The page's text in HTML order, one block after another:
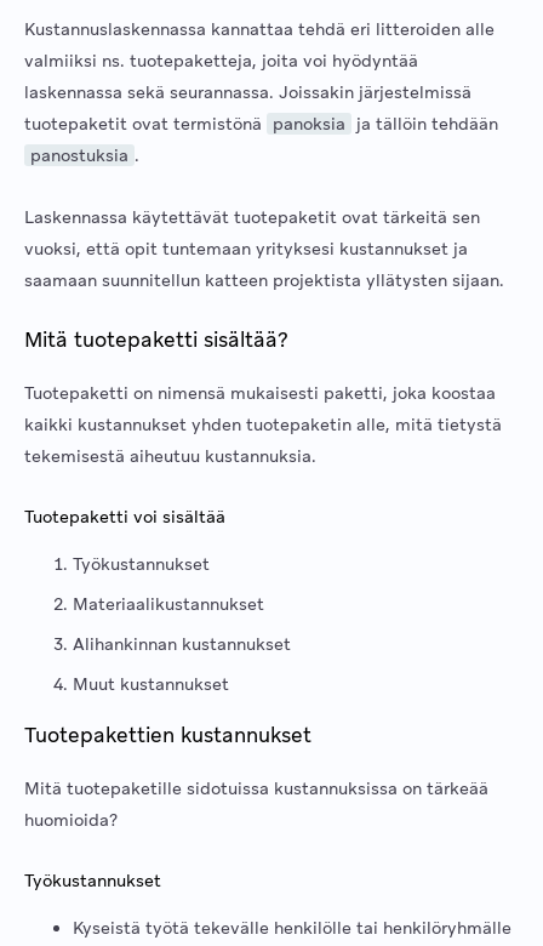
Kustannuslaskennassa kannattaa tehdä eri litteroiden alle
valmiiksi ns. tuotepaketteja, joita voi hyödyntää
laskennassa sekä seurannassa. Joissakin järjestelmissä
tuotepaketit ovat termistönä
panoksia
ja tällöin tehdään
panostuksia .
Laskennassa käytettävät tuotepaketit ovat tärkeitä sen
vuoksi, että opit tuntemaan yrityksesi kustannukset ja
saamaan suunnitellun katteen projektista yllätysten sijaan.
Mitä tuotepaketti sisältää?
Tuotepaketti on nimensä mukaisesti paketti, joka koostaa
kaikki kustannukset yhden tuotepaketin alle, mitä tietystä
tekemisestä aiheutuu kustannuksia.
Tuotepaketti voi sisältää
Työkustannukset
Materiaalikustannukset
Alihankinnan kustannukset
Muut kustannukset
Tuotepakettien kustannukset
Mitä tuotepaketille sidotuissa kustannuksissa on tärkeää
huomioida?
Työkustannukset
Kyseistä työtä tekevälle henkilölle tai henkilöryhmälle